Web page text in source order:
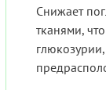
Снижает
тканями,